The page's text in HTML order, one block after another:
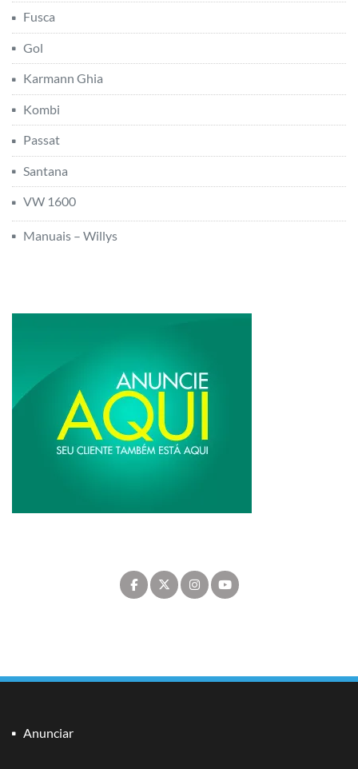
Fusca
Gol
Karmann Ghia
Kombi
Passat
Santana
VW 1600
Manuais – Willys
Anunciar